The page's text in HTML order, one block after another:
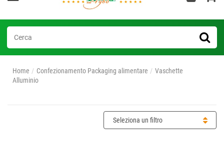
Home Confezionamento Packaging alimentare
Vaschette
Alluminio
Seleziona un filtro